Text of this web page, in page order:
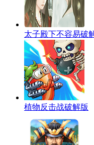
太子殿下不容易破
植物反击战破解版